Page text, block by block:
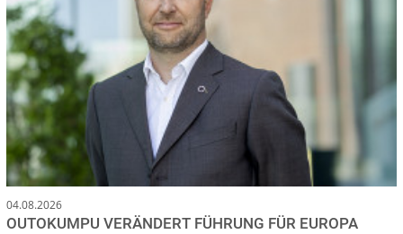
04.08.2026
OUTOKUMPU VERÄNDERT FÜHRUNG FÜR EUROPA